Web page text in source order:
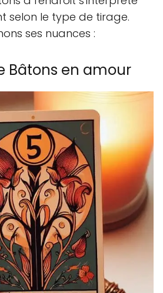
selon le type de tirage.
ses nuances :
Bâtons en amour